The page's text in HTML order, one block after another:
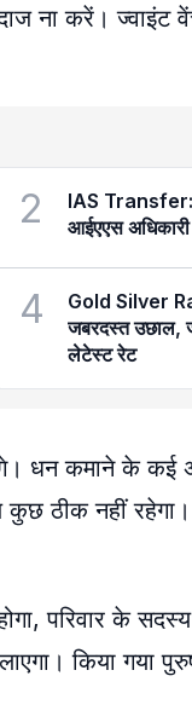
ना करें। ज्वाइंट
2
IAS Transfer:
आईएएस
4
Gold Silver
जबरदस्त उछाल,
लेटेस्ट रेट
धन कमाने के कई
कुछ ठीक नहीं
परिवार के
किया गया